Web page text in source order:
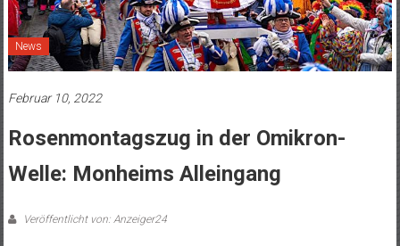
News
Februar 10, 2022
Rosenmontagszug in der Omikron-
Welle: Monheims Alleingang
Veröffentlicht von: Anzeiger24